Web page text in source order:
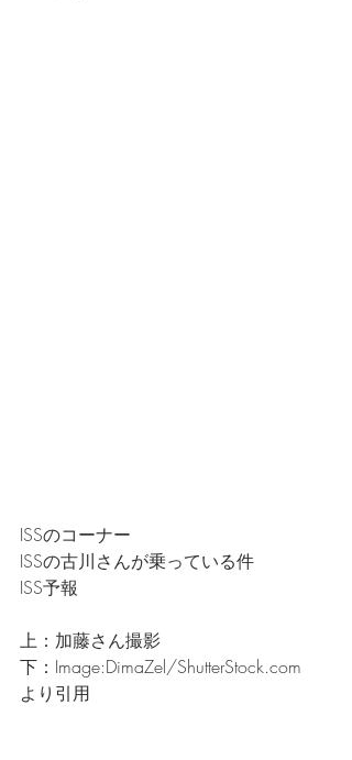
ISSのコーナー
ISSの古川さんが乗っている件
ISS予報
上：加藤さん撮影
下：Image:DimaZel/ShutterStock.com
より引用